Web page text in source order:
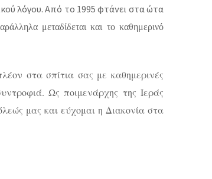
λόγου. Από το 1995 φτάνει στα ώτα
μεταδίδεται και το καθημερινό
στα σπίτια σας με καθημερινές
Ως ποιμενάρχης της Ιεράς
μας και εύχομαι η Διακονία στα